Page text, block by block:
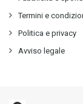
Termini e
Politica e privacy
Avviso legale